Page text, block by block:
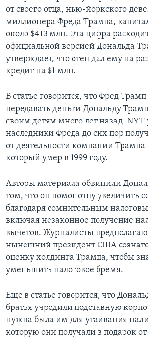
от своего отца, нью-йоркского
миллионера Фреда Трампа,
около $413 млн. Эта цифра
официальной версией Дональда
утверждает, что отец дал ему на
кредит на $1 млн.
В статье говорится, что Фред
передавать деньги Дональду
своим детям много лет назад. NYT
наследники Фреда до сих пор
от деятельности компании
который умер в 1999 году.
Авторы материала обвинили
том, что он помог отцу увеличить
благодаря сомнительным
включая незаконное получение
вычетов. Журналисты
нынешний президент США
оценку холдинга Трампа, чтобы
уменьшить налоговое бремя.
Еще в статье говорится, что
братья учредили подставную
нужна была им для утаивания
которую они получали в подарок от